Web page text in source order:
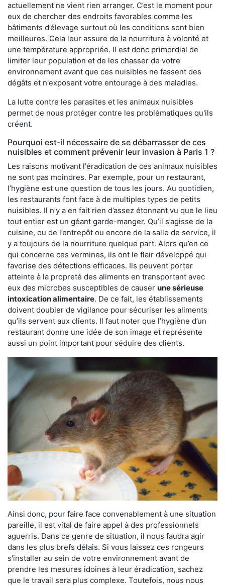
actuellement ne vient rien arranger. C’est le moment pour
eux de chercher des endroits favorables comme les
bâtiments d’élevage surtout où les conditions sont bien
meilleures. Cela leur assure de la nourriture à volonté et
une température appropriée. Il est donc primordial de
limiter leur population et de les chasser de votre
environnement avant que ces nuisibles ne fassent des
dégâts et n'exposent votre entourage à des maladies.
La lutte contre les parasites et les animaux nuisibles
permet de nous protéger contre les problématiques qu'ils
créent.
Pourquoi est-il nécessaire de se débarrasser de ces
nuisibles et comment prévenir leur invasion à Paris 1 ?
Les raisons motivant l'éradication de ces animaux nuisibles
ne sont pas moindres. Par exemple, pour un restaurant,
l’hygiène est une question de tous les jours. Au quotidien,
les restaurants font face à de multiples types de petits
nuisibles. Il n’y a en fait rien d’assez étonnant vu que le lieu
tout entier est un géant garde-manger. Qu’il s’agisse de la
cuisine, ou de l’entrepôt ou encore de la salle de service, il
y a toujours de la nourriture quelque part. Alors qu’en ce
qui concerne ces vermines, ils ont le flair développé qui
favorise des détections efficaces. Ils peuvent porter
atteinte à la propreté des aliments en transportant avec
eux des microbes susceptibles de causer une sérieuse
intoxication alimentaire. De ce fait, les établissements
doivent doubler de vigilance pour sécuriser les aliments
qu’ils servent aux clients. Il faut noter que l’hygiène d’un
restaurant donne une idée de son image et représente
aussi un point important pour séduire des clients.
Ainsi donc, pour faire face convenablement à une situation
pareille, il est vital de faire appel à des professionnels
aguerris. Dans ce genre de situation, il nous faudra agir
dans les plus brefs délais. Si vous laissez ces rongeurs
s'installer au sein de votre environnement avant de
prendre les mesures idoines à leur éradication, sachez
que le travail sera plus complexe. Toutefois, nous nous